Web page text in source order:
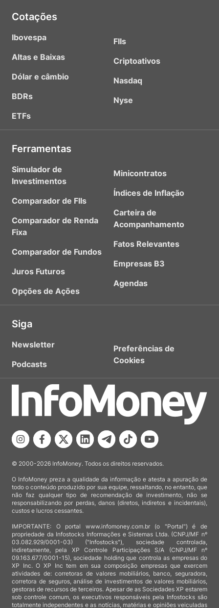
Cotações
Ibovespa
Altas e Baixas
Dólar e câmbio
BDRs
ETFs
FIIs
Criptoativos
Nasdaq
Nyse
Ferramentas
Simulador de
Investimentos
Comparador de FIIs
Comparador de Renda
Fixa
Comparador de Fundos
Juros Futuros
Opções de Ações
Minicontratos
Índices de Inflação
Carteira de
Acompanhamento
Fatos Relevantes
Empresas B3
Agendas
Siga
Newsletter
Podcasts
Preferências de
Cookies
© 2000-2026 InfoMoney. Todos os direitos reservados.
O InfoMoney preza a qualidade da informação e atesta a apuração de
todo o conteúdo produzido por sua equipe, ressaltando, no entanto, que
não faz qualquer tipo de recomendação de investimento, não se
responsabilizando por perdas, danos (diretos, indiretos e incidentais),
custos e lucros cessantes.
IMPORTANTE: O portal www.infomoney.com.br (o "Portal") é de
propriedade da Infostocks Informações e Sistemas Ltda. (CNPJ/MF nº
03.082.929/0001-03) ("Infostocks"), sociedade controlada,
indiretamente, pela XP Controle Participações S/A (CNPJ/MF nº
09.163.677/0001-15), sociedade holding que controla as empresas do
XP Inc. O XP Inc tem em sua composição empresas que exercem
atividades de: corretoras de valores mobiliários, banco, seguradora,
corretora de seguros, análise de investimentos de valores mobiliários,
gestoras de recursos de terceiros. Apesar de as Sociedades XP estarem
sob controle comum, os executivos responsáveis pela Infostocks são
totalmente independentes e as notícias, matérias e opiniões veiculadas